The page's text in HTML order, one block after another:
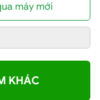
máy mới
KHÁC